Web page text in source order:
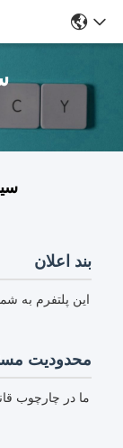
بند اعلان
این پلتفرم به
محدودیت
ما در چارچوب